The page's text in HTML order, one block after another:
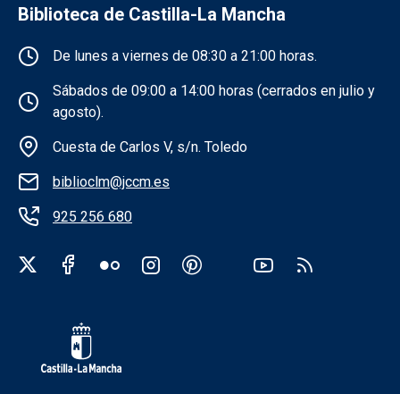
Biblioteca de Castilla-La Mancha
Información de la institución
De lunes a viernes de 08:30 a 21:00 horas.
Sábados de 09:00 a 14:00 horas (cerrados en julio y
agosto).
Cuesta de Carlos V, s/n. Toledo
biblioclm@jccm.es
925 256 680
Redes sociales institución